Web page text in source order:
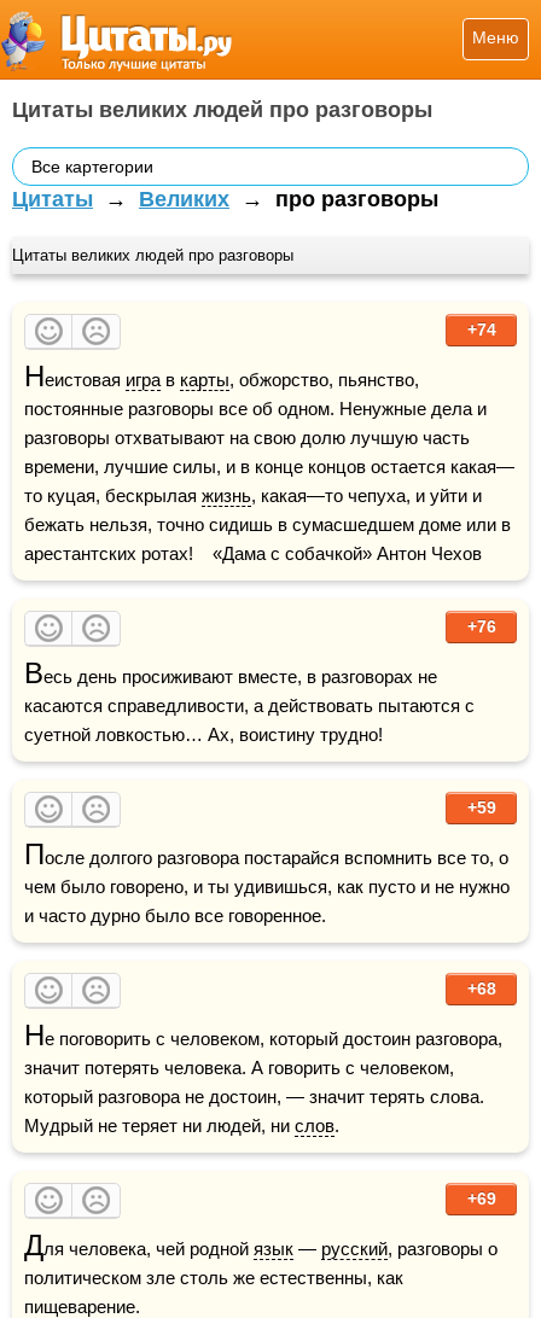
Меню
Цитаты великих людей про разговоры
Все картегории
Цитаты → Великих → про разговоры
Цитаты великих людей про разговоры
+74
Неистовая игра в карты, обжорство, пьянство,
постоянные разговоры все об одном. Ненужные дела и
разговоры отхватывают на свою долю лучшую часть
времени, лучшие силы, и в конце концов остается какая—
то куцая, бескрылая жизнь, какая—то чепуха, и уйти и
бежать нельзя, точно сидишь в сумасшедшем доме или в
арестантских ротах!    «Дама с собачкой» Антон Чехов
+76
Весь день просиживают вместе, в разговорах не
касаются справедливости, а действовать пытаются с
суетной ловкостью… Ах, воистину трудно!
+59
После долгого разговора постарайся вспомнить все то, о
чем было говорено, и ты удивишься, как пусто и не нужно
и часто дурно было все говоренное.
+68
Не поговорить с человеком, который достоин разговора,
значит потерять человека. А говорить с человеком,
который разговора не достоин, — значит терять слова.
Мудрый не теряет ни людей, ни слов.
+69
Для человека, чей родной язык — русский, разговоры о
политическом зле столь же естественны, как
пищеварение.